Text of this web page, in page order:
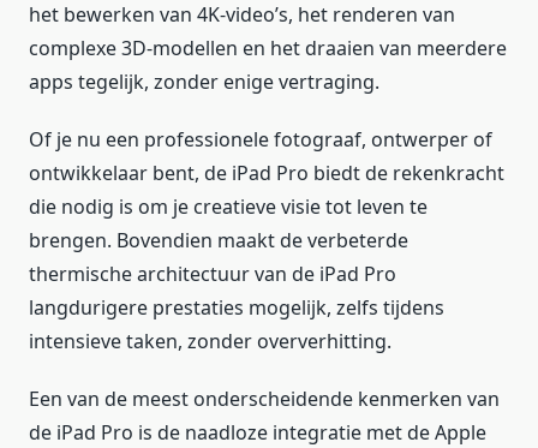
het bewerken van 4K-video’s, het renderen van
complexe 3D-modellen en het draaien van meerdere
apps tegelijk, zonder enige vertraging.
Of je nu een professionele fotograaf, ontwerper of
ontwikkelaar bent, de iPad Pro biedt de rekenkracht
die nodig is om je creatieve visie tot leven te
brengen. Bovendien maakt de verbeterde
thermische architectuur van de iPad Pro
langdurigere prestaties mogelijk, zelfs tijdens
intensieve taken, zonder oververhitting.
Een van de meest onderscheidende kenmerken van
de iPad Pro is de naadloze integratie met de Apple